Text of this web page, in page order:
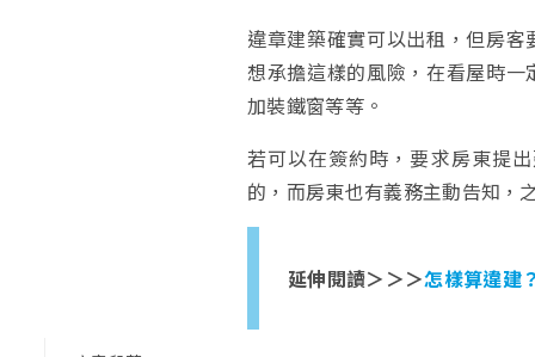
違章建築確實可以出租，但房
想承擔這樣的風險，在看屋時
加裝鐵窗等等。
若可以在簽約時，要求房東提
的，而房東也有義務主動告知，
延伸閱讀＞＞＞怎樣算違建